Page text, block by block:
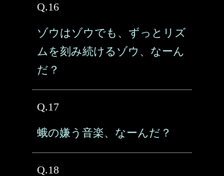
Q.16
ゾウはゾウでも、ずっとリズ
ムを刻み続けるゾウ、なーん
だ？
Q.17
蛾の嫌う音楽、なーんだ？
Q.18